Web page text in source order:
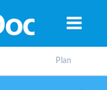
Plan